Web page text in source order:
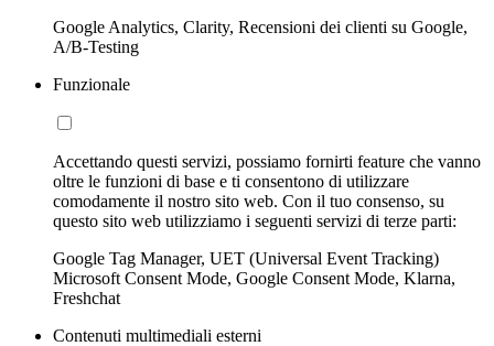
Google Analytics, Clarity, Recensioni dei clienti su Google,
A/B-Testing
Funzionale
Accettando questi servizi, possiamo fornirti feature che vanno
oltre le funzioni di base e ti consentono di utilizzare
comodamente il nostro sito web. Con il tuo consenso, su
questo sito web utilizziamo i seguenti servizi di terze parti:
Google Tag Manager, UET (Universal Event Tracking)
Microsoft Consent Mode, Google Consent Mode, Klarna,
Freshchat
Contenuti multimediali esterni